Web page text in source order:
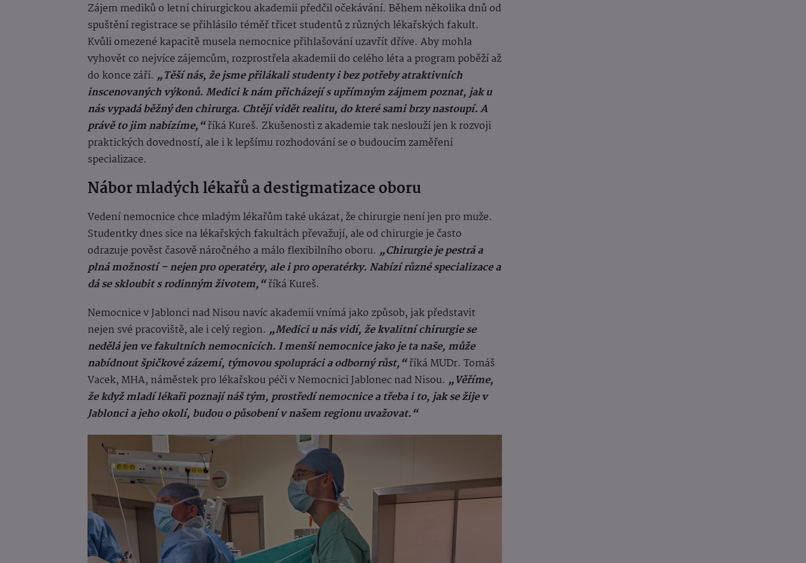
Zájem mediků o letní chirurgickou akademii předčil očekávání. Během několika dnů od
spuštění registrace se přihlásilo téměř třicet studentů z různých lékařských fakult.
Kvůli omezené kapacitě musela nemocnice přihlašování uzavřít dříve. Aby mohla
vyhovět co nejvíce zájemcům, rozprostřela akademii do celého léta a program poběží až
do konce září. „Těší nás, že jsme přilákali studenty i bez potřeby atraktivních
inscenovaných výkonů. Medici k nám přicházejí s upřímným zájmem poznat, jak u
nás vypadá běžný den chirurga. Chtějí vidět realitu, do které sami brzy nastoupí. A
právě to jim nabízíme,“říká Kureš. Zkušenosti z akademie tak neslouží jen k rozvoji
praktických dovedností, ale i k lepšímu rozhodování se o budoucím zaměření
specializace.
Nábor mladých lékařů a destigmatizace oboru
Vedení nemocnice chce mladým lékařům také ukázat, že chirurgie není jen pro muže.
Studentky dnes sice na lékařských fakultách převažují, ale od chirurgie je často
odrazuje pověst časově náročného a málo flexibilního oboru. „Chirurgie je pestrá a
plná možností – nejen pro operatéry, ale i pro operatérky. Nabízí různé specializace a
dá se skloubit s rodinným životem,“říká Kureš.
Nemocnice v Jablonci nad Nisou navíc akademii vnímá jako způsob, jak představit
nejen své pracoviště, ale i celý region. „Medici u nás vidí, že kvalitní chirurgie se
nedělá jen ve fakultních nemocnicích. I menší nemocnice jako je ta naše, může
nabídnout špičkové zázemí, týmovou spolupráci a odborný růst,“říká MUDr. Tomáš
Vacek, MHA, náměstek pro lékařskou péči v Nemocnici Jablonec nad Nisou. „Věříme,
že když mladí lékaři poznají náš tým, prostředí nemocnice a třeba i to, jak se žije v
Jablonci a jeho okolí, budou o působení v našem regionu uvažovat.“